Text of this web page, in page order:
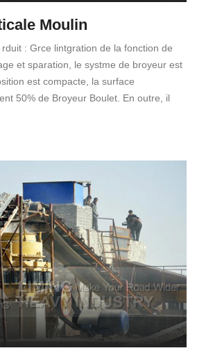
Moulin
: Grce lintgration de la fonction de
et sparation, le systme de broyeur est
est compacte, la surface
50% de Broyeur Boulet. En outre, il